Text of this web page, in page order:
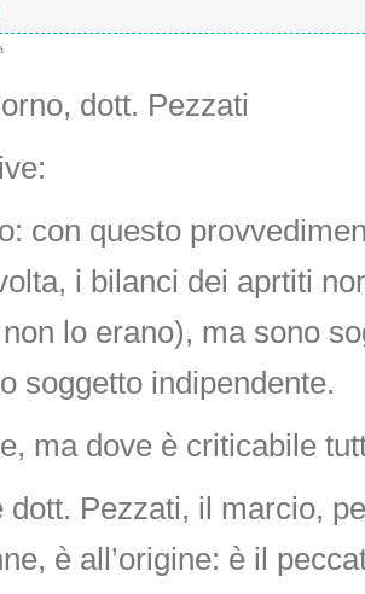
dott. Pezzati
con questo
i bilanci dei aprtiti
lo erano), ma sono
soggetto indipendente.
ma dove è criticabile
dott. Pezzati, il marcio,
è all’origine: è il